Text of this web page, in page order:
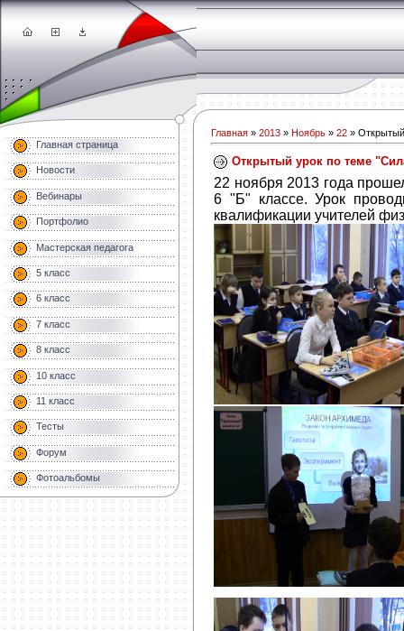
Главная страница
Новости
Вебинары
Портфолио
Мастерская педагога
5 класс
6 класс
7 класс
8 класс
10 класс
11 класс
Тесты
Форум
Фотоальбомы
Главная » 2013 » Ноябрь » 22 »
Открытый урок по теме
22 ноября 2013 года
6 "Б" классе. Урок
квалификации учителей